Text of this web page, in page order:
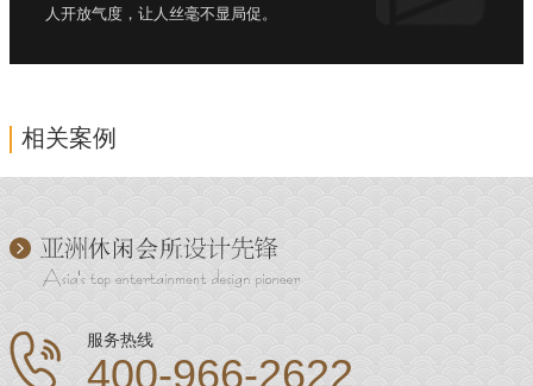
人开放气度，让人丝毫不显局促。
相关案例
服务热线
400-966-2622